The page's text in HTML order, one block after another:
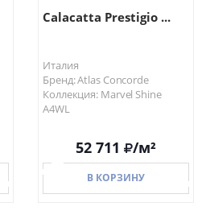
Calacatta Prestigio ...
Италия
Бренд: Atlas Concorde
Коллекция: Marvel Shine
A4WL
52 711 /м²
В КОРЗИНУ